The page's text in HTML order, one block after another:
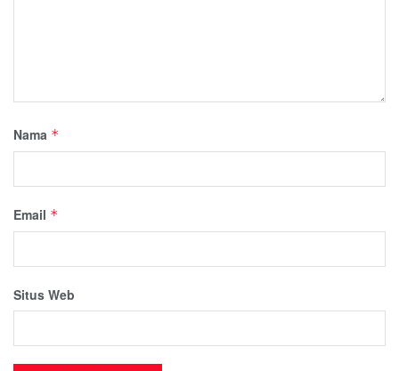
Nama *
Email *
Situs Web